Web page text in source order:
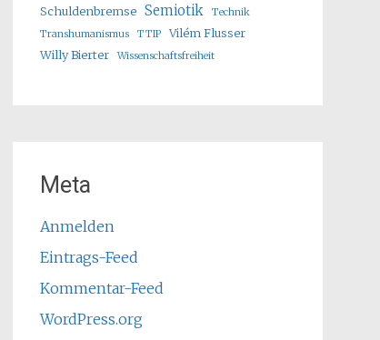
Schuldenbremse Semiotik
Technik
Transhumanismus
TTIP
Vilém Flusser
Willy Bierter
Wissenschaftsfreiheit
Meta
Anmelden
Eintrags-Feed
Kommentar-Feed
WordPress.org